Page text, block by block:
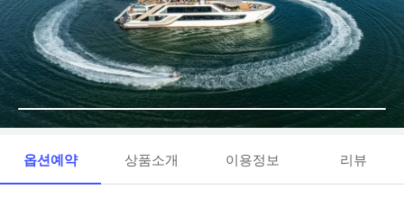
옵션예약 상품소개 이용정보 리뷰